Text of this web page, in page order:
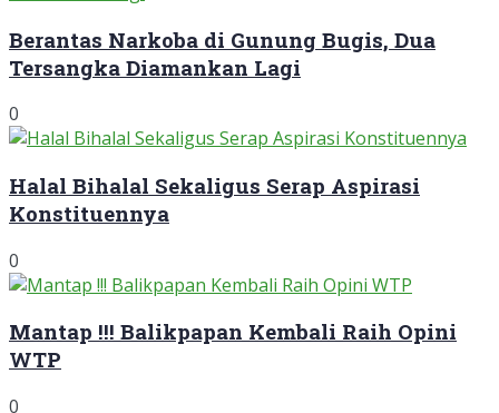
Berantas Narkoba di Gunung Bugis, Dua
Tersangka Diamankan Lagi
0
Halal Bihalal Sekaligus Serap Aspirasi
Konstituennya
0
Mantap !!! Balikpapan Kembali Raih Opini
WTP
0